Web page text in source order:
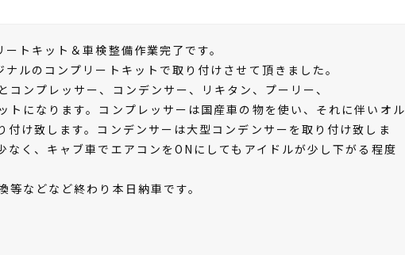
トキット＆車検整備作業完了です。
ルのコンプリートキットで取り付けさせて頂きました。
ンプレッサー、コンデンサー、リキタン、プーリー、
になります。コンプレッサーは国産車の物を使い、それに伴いオル
け致します。コンデンサーは大型コンデンサーを取り付け致しま
く、キャブ車でエアコンをONにしてもアイドルが少し下がる程度
などなど終わり本日納車です。